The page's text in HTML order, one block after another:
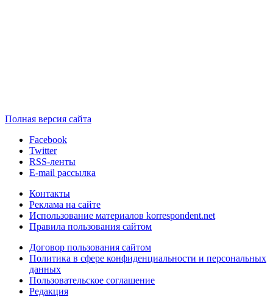
Полная версия сайта
Facebook
Twitter
RSS-ленты
E-mail рассылка
Контакты
Реклама на сайте
Использование материалов korrespondent.net
Правила пользования сайтом
Договор пользования сайтом
Политика в сфере конфиденциальности и персональных
данных
Пользовательское соглашение
Редакция